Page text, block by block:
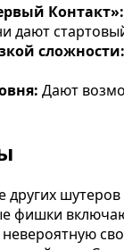
Контакт»:
дают
сложности:
Дают
невероятную